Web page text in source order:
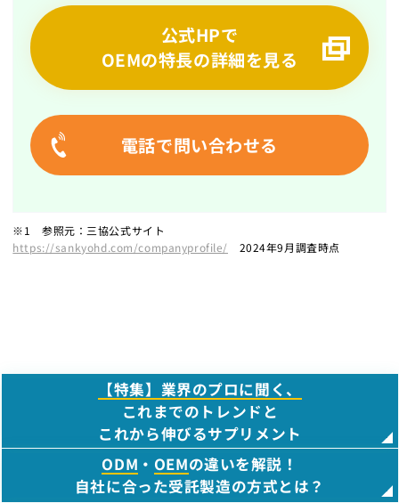
公式HPで
OEMの特長の詳細を見る
電話で問い合わせる
※1 参照元：三協公式サイト
https://sankyohd.com/companyprofile/
2024年9月調査時点
関連ページ
売れる健康食品・サプリメントのOD
M・OEMガイド｜サプライズ-supprise
【特集】業界のプロに聞く、
これまでのトレンドと
これから伸びるサプリメント
ODM ・ OEMの違いを解説！
自社に合った受託製造の方式とは？